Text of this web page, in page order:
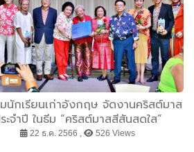
นักเรียนเก่าอังกฤษ จัดงานคริสต์มาส
ะจำปี ในธีม “คริสต์มาสสีสันสดใส”
22 ธ.ค. 2566 , 526 Views